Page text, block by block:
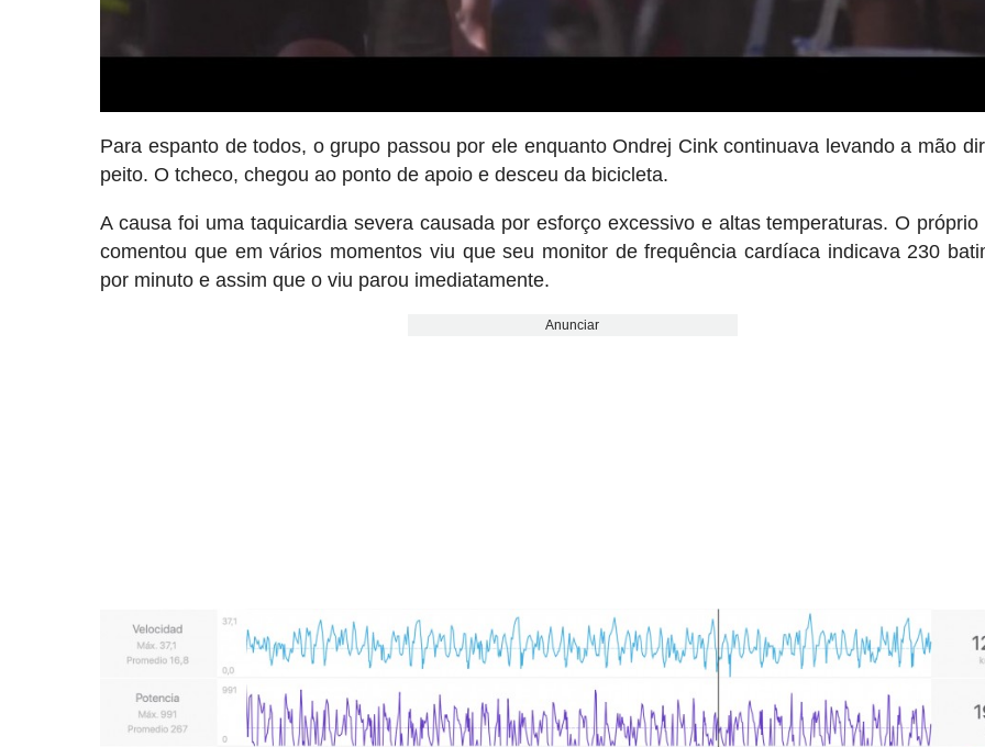
Para espanto de todos, o grupo passou por ele enquanto Ondrej Cink continuava levando a mão
peito. O tcheco, chegou ao ponto de apoio e desceu da bicicleta.
A causa foi uma taquicardia severa causada por esforço excessivo e altas temperaturas. O próprio
comentou que em vários momentos viu que seu monitor de frequência cardíaca indicava 230
por minuto e assim que o viu parou imediatamente.
Anunciar